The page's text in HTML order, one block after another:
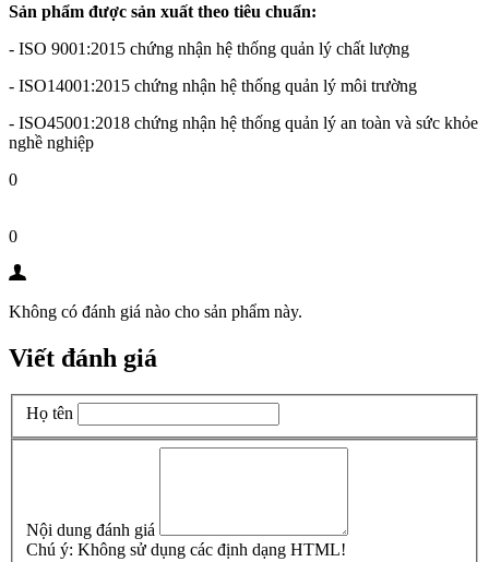
Sản phẩm được sản xuất theo tiêu chuẩn:
- ISO 9001:2015 chứng nhận hệ thống quản lý chất lượng
- ISO14001:2015 chứng nhận hệ thống quản lý môi trường
- ISO45001:2018 chứng nhận hệ thống quản lý an toàn và sức khỏe
nghề nghiệp
0
0
Không có đánh giá nào cho sản phẩm này.
Viết đánh giá
Họ tên
Nội dung đánh giá
Chú ý: Không sử dụng các định dạng HTML!